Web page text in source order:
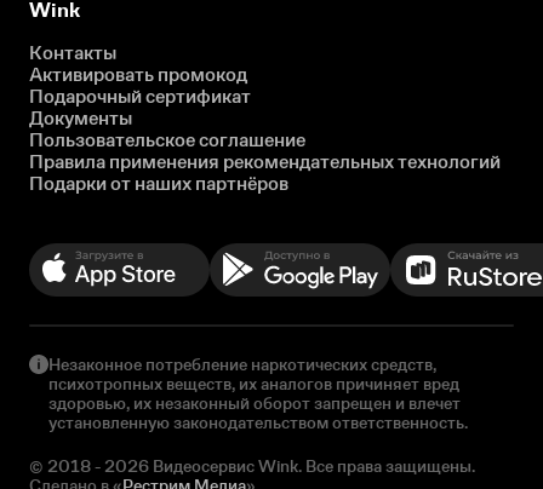
Wink
Контакты
Активировать промокод
Подарочный сертификат
Документы
Пользовательское соглашение
Правила применения рекомендательных технологий
Подарки от наших партнёров
Незаконное потребление наркотических средств,
психотропных веществ, их аналогов причиняет вред
здоровью, их незаконный оборот запрещен и влечет
установленную законодательством ответственность.
© 2018 - 2026 Видеосервис Wink. Все права защищены.